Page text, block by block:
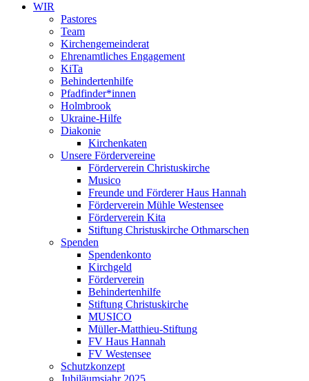
WIR
Pastores
Team
Kirchen­gemeinderat
Ehrenamtliches Engagement
KiTa
Behindertenhilfe
Pfadfinder*innen
Holmbrook
Ukraine-Hilfe
Diakonie
Kirchenkaten
Unsere Fördervereine
Förderverein Christuskirche
Musico
Freunde und Förderer Haus Hannah
Förderverein Mühle Westensee
Förderverein Kita
Stiftung Christuskirche Othmarschen
Spenden
Spendenkonto
Kirchgeld
Förderverein
Behindertenhilfe
Stiftung Christuskirche
MUSICO
Müller-Matthieu-Stiftung
FV Haus Hannah
FV Westensee
Schutzkonzept
Jubiläumsjahr 2025